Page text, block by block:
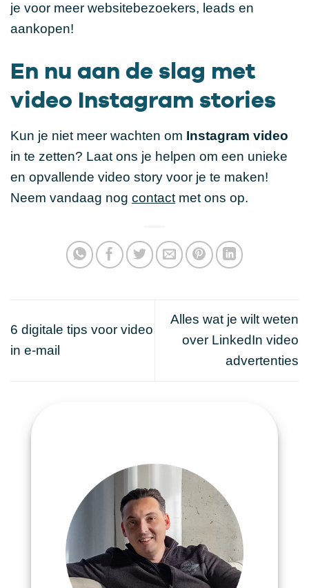
je voor meer websitebezoekers, leads en
aankopen!
En nu aan de slag met
video Instagram stories
Kun je niet meer wachten om Instagram video
in te zetten? Laat ons je helpen om een unieke
en opvallende video story voor je te maken!
Neem vandaag nog contactmet ons op.
6 digitale tips voor video
in e-mail
Alles wat je wilt weten
over LinkedIn video
advertenties